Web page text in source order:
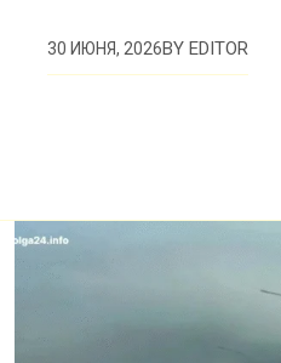
30 ИЮНЯ, 2026BYEDITOR